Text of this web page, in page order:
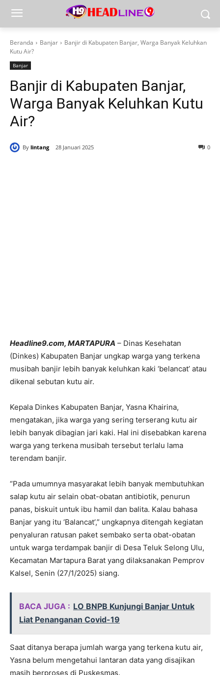
Beranda Banjar
Banjir di Kabupaten Banjar, Warga Banyak Keluhkan
Kutu Air?
Banjar
Banjir di Kabupaten Banjar,
Warga Banyak Keluhkan Kutu
Air?
By lintang 28 Januari 2025 0
Headline9.com, MARTAPURA – Dinas Kesehatan
(Dinkes) Kabupaten Banjar ungkap warga yang terkena
musibah banjir lebih banyak keluhkan kaki ‘belancat’ atau
dikenal sebutan kutu air.
Kepala Dinkes Kabupaten Banjar, Yasna Khairina,
mengatakan, jika warga yang sering terserang kutu air
lebih banyak dibagian jari kaki. Hal ini disebabkan karena
warga yang terkena musibah tersebut terlalu lama
terendam banjir.
“Pada umumnya masyarakat lebih banyak membutuhkan
salap kutu air selain obat-obatan antibiotik, penurun
panas, biskuit untuk ibu hamil dan balita. Kalau bahasa
Banjar yang itu ‘Balancat’,” ungkapnya ditengah kegiatan
penyaluran ratusan paket sembako serta obat-obatan
untuk warga terdampak banjir di Desa Teluk Selong Ulu,
Kecamatan Martapura Barat yang dilaksanakan Pemprov
Kalsel, Senin (27/1/2025) siang.
BACA JUGA : LO BNPB Kunjungi Banjar Untuk
Liat Penanganan Covid-19
Saat ditanya berapa jumlah warga yang terkena kutu air,
Yasna belum mengetahui lantaran data yang disajikan
masih berproses di Puskesmas.